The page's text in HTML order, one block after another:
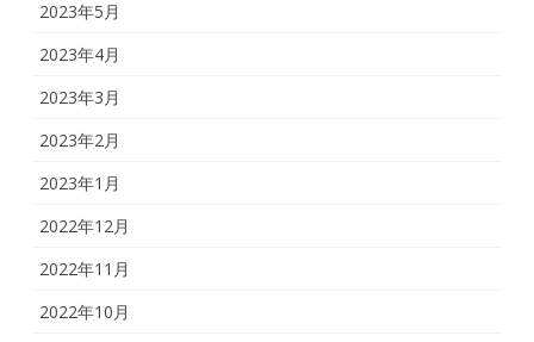
2023年5月
2023年4月
2023年3月
2023年2月
2023年1月
2022年12月
2022年11月
2022年10月